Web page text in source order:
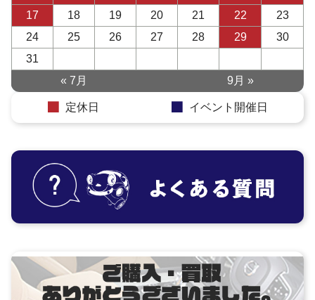
17
18 19 20 21 22
23
24
25 26 27 28 29
30
31
« 7月
9月 »
定休日 イベント開催日